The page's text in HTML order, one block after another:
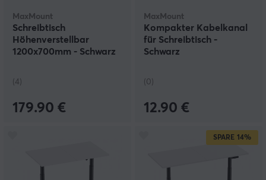
MaxMount
Schreibtisch
Höhenverstellbar
1200x700mm - Schwarz
(4)
179.90 €
MaxMount
Kompakter Kabelkanal
für Schreibtisch -
Schwarz
(0)
12.90 €
SPARE 14%